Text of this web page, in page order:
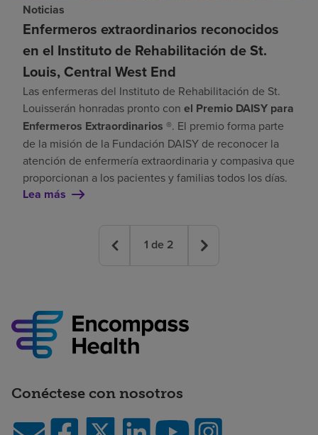
Noticias
Enfermeros extraordinarios reconocidos
en el Instituto de Rehabilitación de St.
Louis, Central West End
Las enfermeras del Instituto de Rehabilitación de St.
Louisserán honradas pronto con el Premio DAISY para
Enfermeros Extraordinarios ®. El premio forma parte
de la misión de la Fundación DAISY de reconocer la
atención de enfermería extraordinaria y compasiva que
proporcionan a los pacientes y familias todos los días.
Lea más
1 de 2
Conéctese con nosotros